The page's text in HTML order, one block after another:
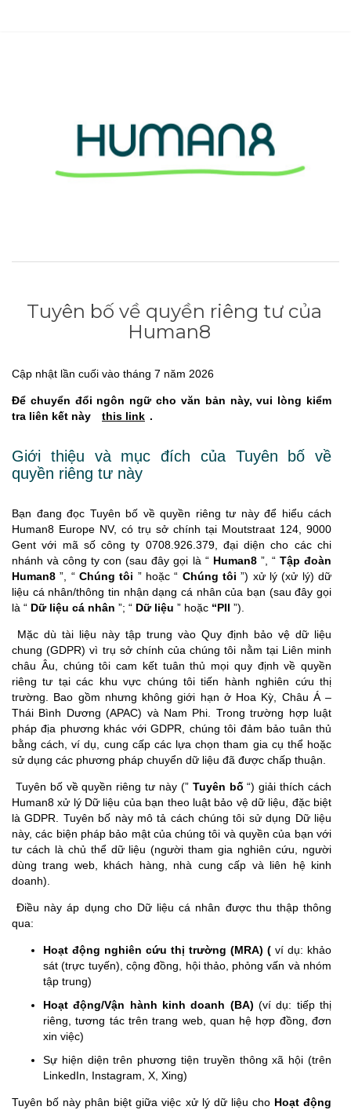
Tuyên bố về quyền riêng tư của
Human8
Cập nhật lần cuối vào tháng 7 năm 2026
Để chuyển đổi ngôn ngữ cho văn bản này,vui lòng kiểm
tra liên kết này this link .
Giới thiệu và mục đích của Tuyên bố về
quyền riêng tư này
Bạn đang đọc Tuyên bố về quyền riêng tư này để hiểu cách
Human8 Europe NV, có trụ sở chính tại Moutstraat 124, 9000
Gent với mã số công ty 0708.926.379, đại diện cho các chi
nhánh và công ty con (sau đây gọi là “ Human8 ”, “ Tập đoàn
Human8”, “Chúng tôi ” hoặc “ Chúng tôi”) xử lý (xử lý) dữ
liệu cá nhân/thông tin nhận dạng cá nhân của bạn (sau đây gọi
là “ Dữ liệu cá nhân ”; “ Dữ liệu ” hoặc “PII ”).
Mặc dù tài liệu này tập trung vào Quy định bảo vệ dữ liệu
chung (GDPR) vì trụ sở chính của chúng tôi nằm tại Liên minh
châu Âu, chúng tôi cam kết tuân thủ mọi quy định về quyền
riêng tư tại các khu vực chúng tôi tiến hành nghiên cứu thị
trường. Bao gồm nhưng không giới hạn ở Hoa Kỳ, Châu Á –
Thái Bình Dương (APAC) và Nam Phi. Trong trường hợp luật
pháp địa phương khác với GDPR, chúng tôi đảm bảo tuân thủ
bằng cách, ví dụ, cung cấp các lựa chọn tham gia cụ thể hoặc
sử dụng các phương pháp chuyển dữ liệu đã được chấp thuận.
Tuyên bố về quyền riêng tư này (” Tuyên bố“) giải thích cách
Human8 xử lý Dữ liệu của bạn theo luật bảo vệ dữ liệu, đặc biệt
là GDPR. Tuyên bố này mô tả cách chúng tôi sử dụng Dữ liệu
này, các biện pháp bảo mật của chúng tôi và quyền của bạn với
tư cách là chủ thể dữ liệu (người tham gia nghiên cứu, người
dùng trang web, khách hàng, nhà cung cấp và liên hệ kinh
doanh).
Điều này áp dụng cho Dữ liệu cá nhân được thu thập thông
qua:
Hoạt động nghiên cứu thị trường (MRA) ( ví dụ: khảo
sát (trực tuyến), cộng đồng, hội thảo, phỏng vấn và nhóm
tập trung)
Hoạt động/Vận hành kinh doanh (BA) (ví dụ: tiếp thị
riêng, tương tác trên trang web, quan hệ hợp đồng, đơn
xin việc)
Sự hiện diện trên phương tiện truyền thông xã hội (trên
LinkedIn, Instagram, X, Xing)
Tuyên bố này phân biệt giữa việc xử lý dữ liệu cho Hoạt động